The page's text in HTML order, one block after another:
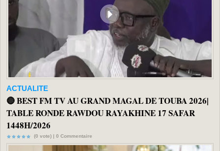
ACTUALITE
🔴 BEST FM TV AU GRAND MAGAL DE TOUBA 2026|
TABLE RONDE RAWDOU RAYAKHINE 17 SAFAR
1448H/2026
(0 vote) | 0 Commentaire